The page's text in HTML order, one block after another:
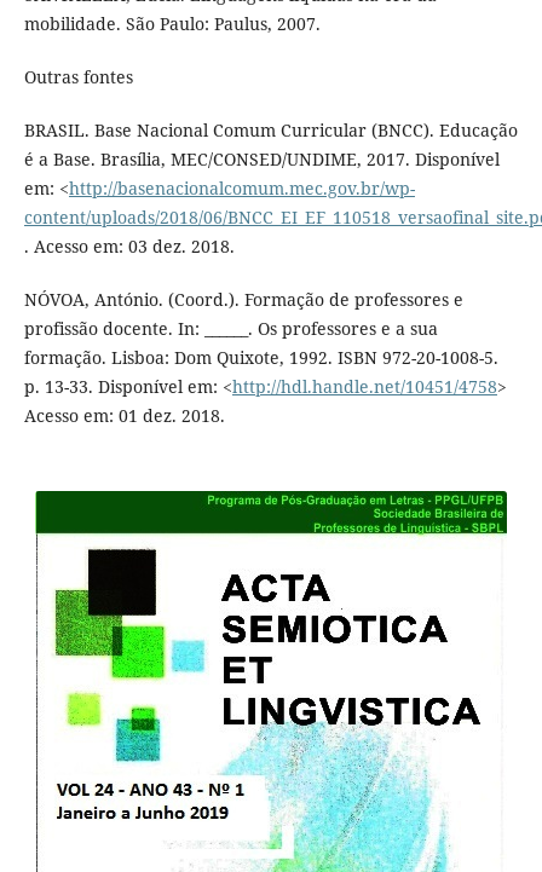
mobilidade. São Paulo: Paulus, 2007.
Outras fontes
BRASIL. Base Nacional Comum Curricular (BNCC). Educação
é a Base. Brasília, MEC/CONSED/UNDIME, 2017. Disponível
em: <http://basenacionalcomum.mec.gov.br/wp-
content/uploads/2018/06/
. Acesso em: 03 dez. 2018.
NÓVOA, António. (Coord.). Formação de professores e
profissão docente. In: ______. Os professores e a sua
formação. Lisboa: Dom Quixote, 1992. ISBN 972-20-1008-5.
p. 13-33. Disponível em: <http://hdl.handle.net/10451/4758>
Acesso em: 01 dez. 2018.